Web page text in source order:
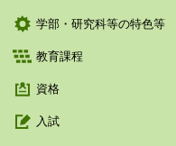
学部・研究科等の特色等
教育課程
資格
入試